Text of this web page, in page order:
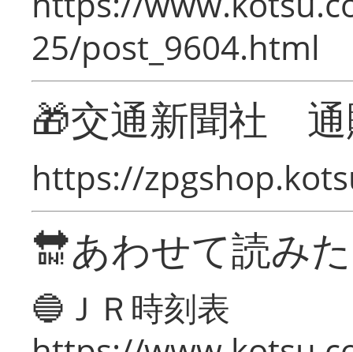
25/post_9604.html
🎁交通新聞社
https://
🔛あわせて読み
🔵ＪＲ時刻表